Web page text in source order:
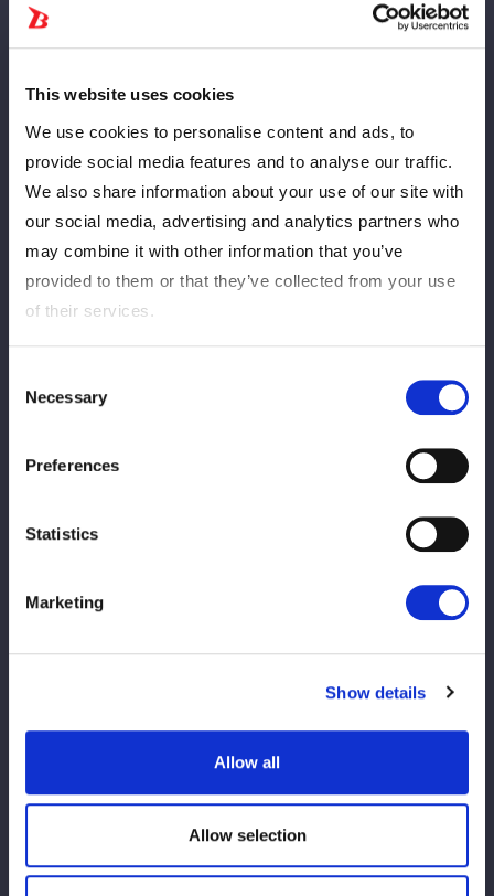
This website uses cookies
We use cookies to personalise content and ads, to
provide social media features and to analyse our traffic.
We also share information about your use of our site with
our social media, advertising and analytics partners who
may combine it with other information that you’ve
provided to them or that they’ve collected from your use
of their services.
Selection
Necessary
Preferences
Statistics
Marketing
Show details
Allow all
Allow selection
2025/04/11 INFO
星来芽依選手欠場とカード変更のお知らせ
2025/04/10 INFO
のコラボ企画がスタート！【ボートレース
下関×新日本プロレス×STARDOM】
アクリルバッジB さくらあや選手」をお持
【4/27 横浜アリーナ大会／来場特典】 #
上谷沙弥 #中野たむ 選手のPRカードをゲ
【★新人募集★】プロレスが人生を輝かせ
る【STARDOM Project 2025】開催！
ン放送『RADIOXover』に中野たむが出
演！【ゲスト：レイザーラモンRG】